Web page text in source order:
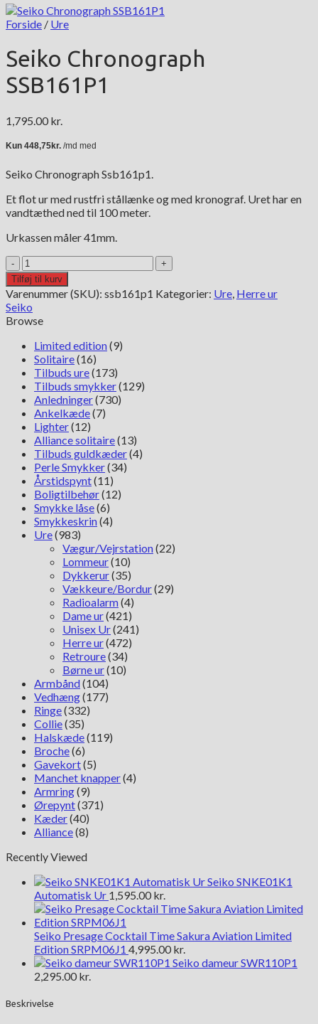
Forside / Ure
Seiko Chronograph
SSB161P1
1,795.00 kr.
Seiko Chronograph Ssb161p1.
Et flot ur med rustfri stållænke og med kronograf. Uret har en
vandtæthed ned til 100 meter.
Urkassen måler 41mm.
Seiko
Chronograph
SSB161P1
antal
Tilføj til kurv
Varenummer (SKU): ssb161p1 Kategorier: Ure, Herre ur
Seiko
Browse
Limited edition(9)
Solitaire(16)
Tilbuds ure(173)
Tilbuds smykker(129)
Anledninger(730)
Ankelkæde(7)
Lighter(12)
Alliance solitaire(13)
Tilbuds guldkæder(4)
Perle Smykker(34)
Årstidspynt(11)
Boligtilbehør(12)
Smykke låse(6)
Smykkeskrin(4)
Ure(983)
Vægur/Vejrstation(22)
Lommeur(10)
Dykkerur(35)
Vækkeure/Bordur(29)
Radioalarm(4)
Dame ur(421)
Unisex Ur(241)
Herre ur(472)
Retroure(34)
Børne ur(10)
Armbånd(104)
Vedhæng(177)
Ringe(332)
Collie(35)
Halskæde(119)
Broche(6)
Gavekort(5)
Manchet knapper(4)
Armring(9)
Ørepynt(371)
Kæder(40)
Alliance(8)
Recently Viewed
Seiko SNKE01K1
Automatisk Ur 1,595.00 kr.
Seiko Presage Cocktail Time Sakura Aviation Limited
Edition SRPM06J1 4,995.00 kr.
Seiko dameur SWR110P1
2,295.00 kr.
Beskrivelse